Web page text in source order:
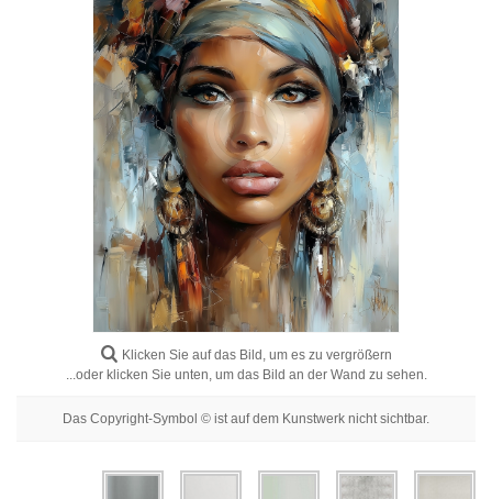
Porträtbilder
Klicken Sie auf das Bild, um es zu vergrößern
...oder klicken Sie unten, um das Bild an der Wand zu sehen.
Das Copyright-Symbol © ist auf dem Kunstwerk nicht sichtbar.